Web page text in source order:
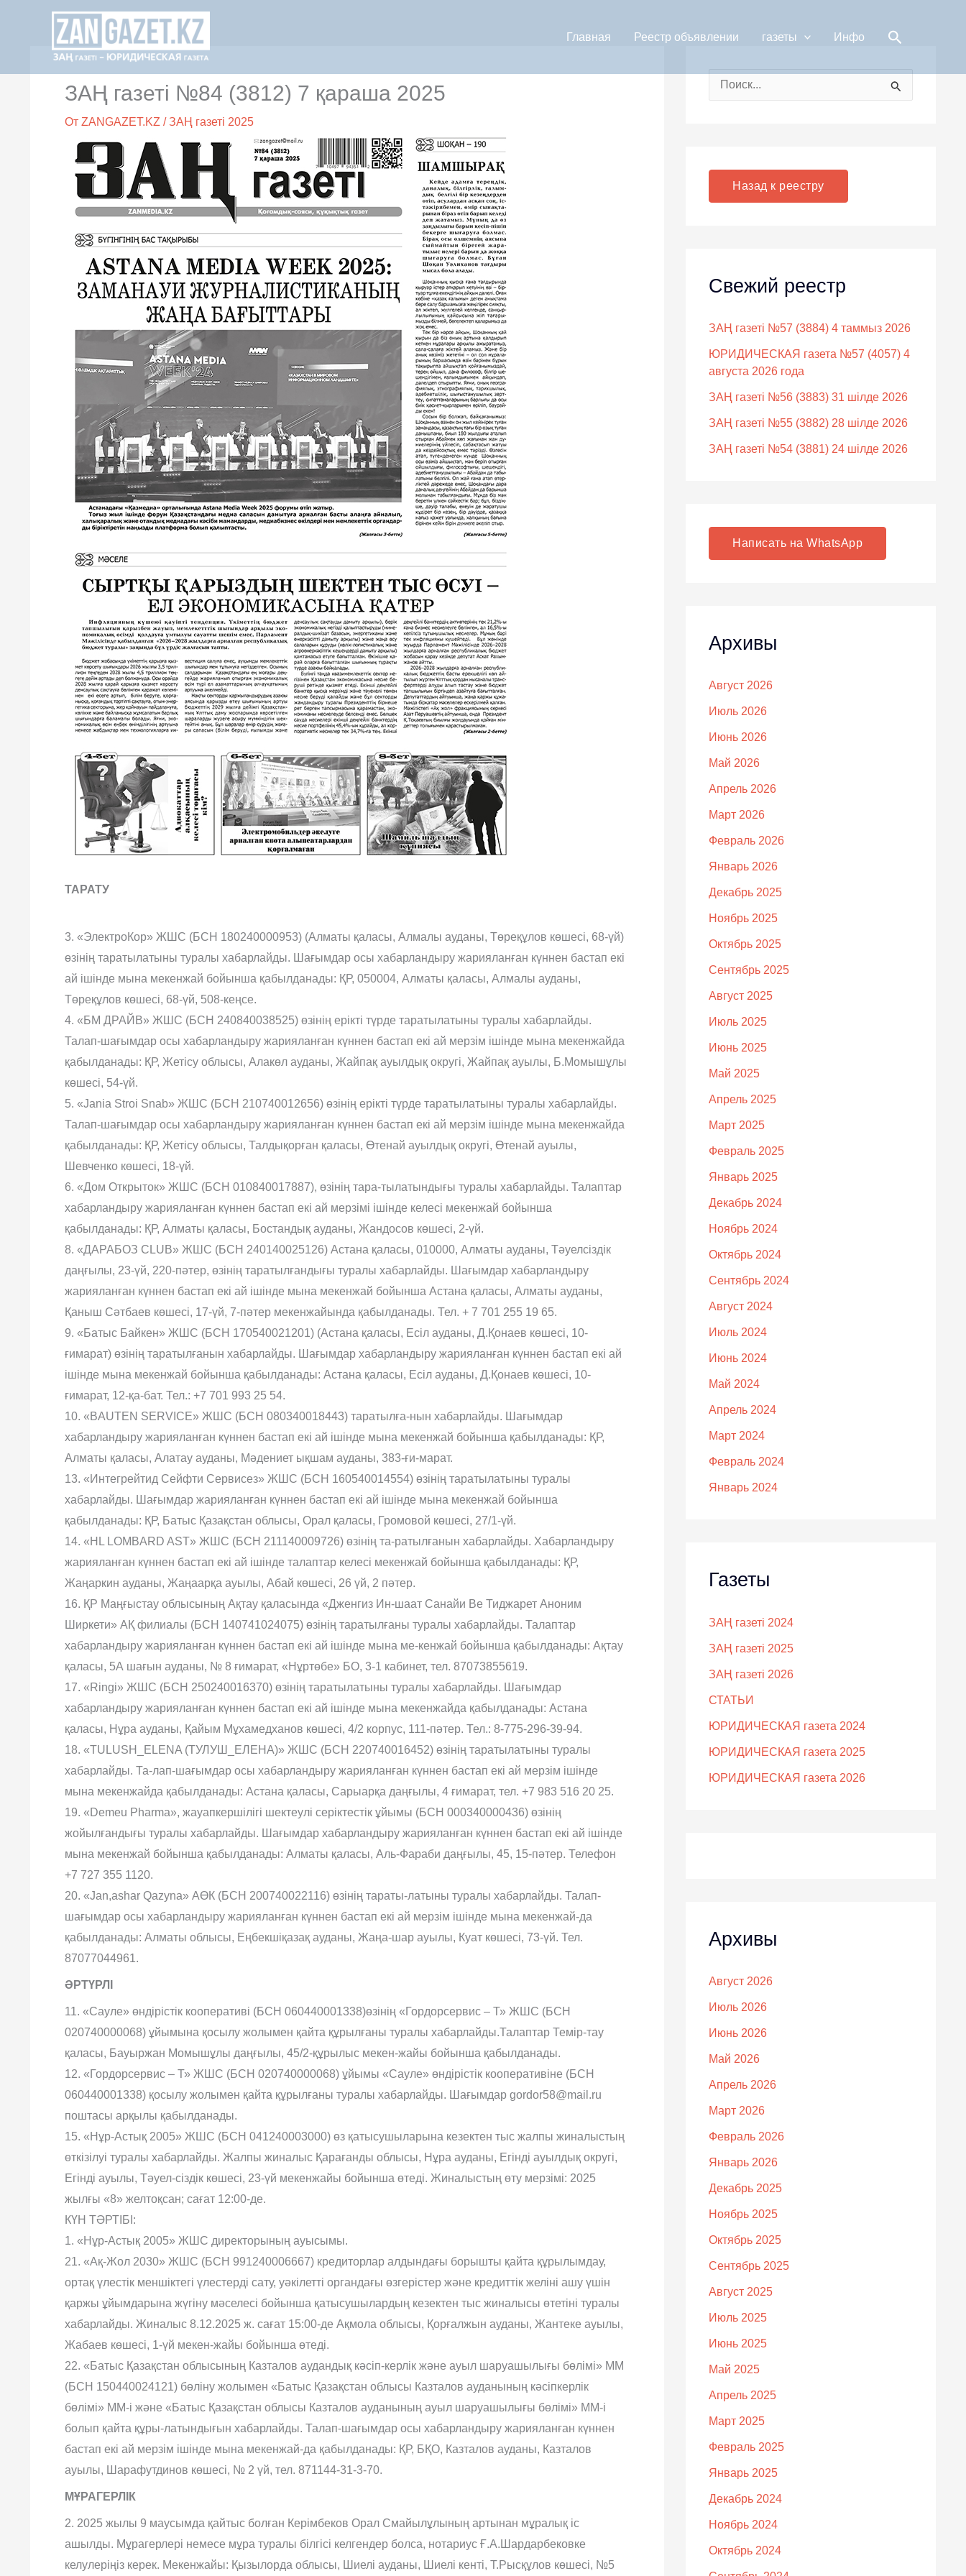
содержимому
Главная Реестр объявлении газеты Инфо Поиск
ЗАҢ газеті №84 (3812) 7 қараша 2025
От ZANGAZET.KZ /ЗАҢ газеті 2025
ТАРАТУ
3. «ЭлектроКор» ЖШС (БСН 180240000953) (Алматы қаласы, Алмалы ауданы, Төреқұлов көшесі, 68-үй)
өзінің таратылатыны туралы хабарлайды. Шағымдар осы хабарландыру жарияланған күннен бастап екі
ай ішінде мына мекенжай бойынша қабылданады: ҚР, 050004, Алматы қаласы, Алмалы ауданы,
Төреқұлов көшесі, 68-үй, 508-кеңсе.
4. «БМ ДРАЙВ» ЖШС (БСН 240840038525) өзінің ерікті түрде таратылатыны туралы хабарлайды.
Талап-шағымдар осы хабарландыру жарияланған күннен бастап екі ай мерзім ішінде мына мекенжайда
қабылданады: ҚР, Жетісу облысы, Алакөл ауданы, Жайпақ ауылдық округі, Жайпақ ауылы, Б.Момышұлы
көшесі, 54-үй.
5. «Jania Stroi Snab» ЖШС (БСН 210740012656) өзінің ерікті түрде таратылатыны туралы хабарлайды.
Талап-шағымдар осы хабарландыру жарияланған күннен бастап екі ай мерзім ішінде мына мекенжайда
қабылданады: ҚР, Жетісу облысы, Талдықорған қаласы, Өтенай ауылдық округі, Өтенай ауылы,
Шевченко көшесі, 18-үй.
6. «Дом Открыток» ЖШС (БСН 010840017887), өзінің тара-тылатындығы туралы хабарлайды. Талаптар
хабарландыру жарияланған күннен бастап екі ай мерзімі ішінде келесi мекенжай бойынша
қабылданады: ҚР, Алматы қаласы, Бостандық ауданы, Жандосов көшесі, 2-үй.
8. «ДАРАБОЗ CLUB» ЖШС (БСН 240140025126) Астана қаласы, 010000, Алматы ауданы, Тəуелсіздік
даңғылы, 23-үй, 220-пəтер, өзінің таратылғандығы туралы хабарлайды. Шағымдар хабарландыру
жарияланған күннен бастап екі ай ішінде мына мекенжай бойынша Астана қаласы, Алматы ауданы,
Қаныш Сəтбаев көшесі, 17-үй, 7-пəтер мекенжайында қабылданады. Тел. + 7 701 255 19 65.
9. «Батыс Байкен» ЖШС (БСН 170540021201) (Астана қаласы, Есіл ауданы, Д.Қонаев көшесі, 10-
ғимарат) өзінің таратылғанын хабарлайды. Шағымдар хабарландыру жарияланған күннен бастап екі ай
ішінде мына мекенжай бойынша қабылданады: Астана қаласы, Есіл ауданы, Д.Қонаев көшесі, 10-
ғимарат, 12-қа-бат. Тел.: +7 701 993 25 54.
10. «BAUTEN SERVICE» ЖШС (БСН 080340018443) таратылға-нын хабарлайды. Шағымдар
хабарландыру жарияланған күннен бастап екі ай ішінде мына мекенжай бойынша қабылданады: ҚР,
Алматы қаласы, Алатау ауданы, Мəдениет ықшам ауданы, 383-ғи-марат.
13. «Интегрейтид Сейфти Сервисез» ЖШС (БСН 160540014554) өзінің таратылатыны туралы
хабарлайды. Шағымдар жарияланған күннен бастап екі ай ішінде мына мекенжай бойынша
қабылданады: ҚР, Батыс Қазақстан облысы, Орал қаласы, Громовой көшесі, 27/1-үй.
14. «HL LOMBARD AST» ЖШС (БСН 211140009726) өзінің та-ратылғанын хабарлайды. Хабарландыру
жарияланған күннен бастап екі ай ішінде талаптар келесі мекенжай бойынша қабылданады: ҚР,
Жаңаркин ауданы, Жаңаарқа ауылы, Абай көшесі, 26 үй, 2 пəтер.
16. ҚР Маңғыстау облысының Ақтау қаласында «Дженгиз Ин-шаат Санайи Ве Тиджарет Аноним
Ширкети» АҚ филиалы (БСН 140741024075) өзінің таратылғаны туралы хабарлайды. Талаптар
хабарландыру жарияланған күннен бастап екі ай ішінде мына ме-кенжай бойынша қабылданады: Ақтау
қаласы, 5А шағын ауданы, № 8 ғимарат, «Нұртөбе» БО, 3-1 кабинет, тел. 87073855619.
17. «Ringi» ЖШС (БСН 250240016370) өзінің таратылатыны туралы хабарлайды. Шағымдар
хабарландыру жарияланған күннен бастап екі ай ішінде мына мекенжайда қабылданады: Астана
қаласы, Нұра ауданы, Қайым Мұхамедханов көшесі, 4/2 корпус, 111-пəтер. Тел.: 8-775-296-39-94.
18. «TULUSH_ELENA (ТУЛУШ_ЕЛЕНА)» ЖШС (БСН 220740016452) өзінің таратылатыны туралы
хабарлайды. Та-лап-шағымдар осы хабарландыру жарияланған күннен бастап екі ай мерзім ішінде
мына мекенжайда қабылданады: Астана қаласы, Сарыарқа даңғылы, 4 ғимарат, тел. +7 983 516 20 25.
19. «Demeu Pharma», жауапкершілігі шектеулі серіктестік ұйымы (БСН 000340000436) өзінің
жойылғандығы туралы хабарлайды. Шағымдар хабарландыру жарияланған күннен бастап екі ай ішінде
мына мекенжай бойынша қабылданады: Алматы қаласы, Аль-Фараби даңғылы, 45, 15-пəтер. Телефон
+7 727 355 1120.
20. «Jan,ashar Qazyna» АӨК (БСН 200740022116) өзінің тараты-латыны туралы хабарлайды. Талап-
шағымдар осы хабарландыру жарияланған күннен бастап екі ай мерзім ішінде мына мекенжай-да
қабылданады: Алматы облысы, Еңбекшіқазақ ауданы, Жаңа-шар ауылы, Куат көшесі, 73-үй. Тел.
87077044961.
ӘРТҮРЛІ
11. «Сауле» өндірістік кооперативі (БСН 060440001338)өзінің «Гордорсервис – Т» ЖШС (БСН
020740000068) ұйымына қосылу жолымен қайта құрылғаны туралы хабарлайды.Талаптар Темір-тау
қаласы, Бауыржан Момышұлы даңғылы, 45/2-құрылыс мекен-жайы бойынша қабылданады.
12. «Гордорсервис – Т» ЖШС (БСН 020740000068) ұйымы «Сауле» өндірістік кооперативіне (БСН
060440001338) қосылу жолымен қайта құрылғаны туралы хабарлайды. Шағымдар gordor58@mail.ru
поштасы арқылы қабылданады.
15. «Нұр-Астық 2005» ЖШС (БСН 041240003000) өз қатысушыларына кезектен тыс жалпы жиналыстың
өткізілуі туралы хабарлайды. Жалпы жиналыс Қарағанды облысы, Нұра ауданы, Егінді ауылдық округі,
Егінді ауылы, Тəуел-сіздік көшесі, 23-үй мекенжайы бойынша өтеді. Жиналыстың өту мерзімі: 2025
жылғы «8» желтоқсан; сағат 12:00-де.
КҮН ТƏРТІБІ:
1. «Нұр-Астық 2005» ЖШС директорының ауысымы.
21. «Ақ-Жол 2030» ЖШС (БСН 991240006667) кредиторлар алдындағы борышты қайта құрылымдау,
ортақ үлестік меншіктегі үлестерді сату, уəкілетті органдағы өзгерістер жəне кредиттік желіні ашу үшін
қаржы ұйымдарына жүгіну мəселесі бойынша қатысушылардың кезектен тыс жиналысы өтетіні туралы
хабарлайды. Жиналыс 8.12.2025 ж. сағат 15:00-де Ақмола облысы, Қорғалжын ауданы, Жантеке ауылы,
Жабаев көшесі, 1-үй мекен-жайы бойынша өтеді.
22. «Батыс Қазақстан облысының Казталов аудандық кəсіп-керлік жəне ауыл шаруашылығы бөлімі» ММ
(БСН 150440024121) бөліну жолымен «Батыс Қазақстан облысы Казталов ауданының кəсіпкерлік
бөлімі» ММ-і жəне «Батыс Қазақстан облысы Казталов ауданының ауыл шаруашылығы бөлімі» ММ-і
болып қайта құры-латындығын хабарлайды. Талап-шағымдар осы хабарландыру жарияланған күннен
бастап екі ай мерзім ішінде мына мекенжай-да қабылданады: ҚР, БҚО, Казталов ауданы, Казталов
ауылы, Шарафутдинов көшесі, № 2 үй, тел. 871144-31-3-70.
МҰРАГЕРЛІК
2. 2025 жылы 9 маусымда қайтыс болған Керімбеков Орал Смайылұлының артынан мұралық іс
ашылды. Мұрагерлері немесе мұра туралы білгісі келгендер болса, нотариус Ғ.А.Шардарбековке
келулеріңіз керек. Мекенжайы: Қызылорда облысы, Шиелі ауданы, Шиелі кенті, Т.Рысқұлов көшесі, №5
:
Назад к реестру
Свежий реестр
ЗАҢ газеті №57 (3884) 4 таммыз 2026
ЮРИДИЧЕСКАЯ газета №57 (4057) 4
августа 2026 года
ЗАҢ газеті №56 (3883) 31 шілде 2026
ЗАҢ газеті №55 (3882) 28 шілде 2026
ЗАҢ газеті №54 (3881) 24 шілде 2026
Написать на WhatsApp
Архивы
Август 2026
Июль 2026
Июнь 2026
Май 2026
Апрель 2026
Март 2026
Февраль 2026
Январь 2026
Декабрь 2025
Ноябрь 2025
Октябрь 2025
Сентябрь 2025
Август 2025
Июль 2025
Июнь 2025
Май 2025
Апрель 2025
Март 2025
Февраль 2025
Январь 2025
Декабрь 2024
Ноябрь 2024
Октябрь 2024
Сентябрь 2024
Август 2024
Июль 2024
Июнь 2024
Май 2024
Апрель 2024
Март 2024
Февраль 2024
Январь 2024
Газеты
ЗАҢ газеті 2024
ЗАҢ газеті 2025
ЗАҢ газеті 2026
СТАТЬИ
ЮРИДИЧЕСКАЯ газета 2024
ЮРИДИЧЕСКАЯ газета 2025
ЮРИДИЧЕСКАЯ газета 2026
Архивы
Август 2026
Июль 2026
Июнь 2026
Май 2026
Апрель 2026
Март 2026
Февраль 2026
Январь 2026
Декабрь 2025
Ноябрь 2025
Октябрь 2025
Сентябрь 2025
Август 2025
Июль 2025
Июнь 2025
Май 2025
Апрель 2025
Март 2025
Февраль 2025
Январь 2025
Декабрь 2024
Ноябрь 2024
Октябрь 2024